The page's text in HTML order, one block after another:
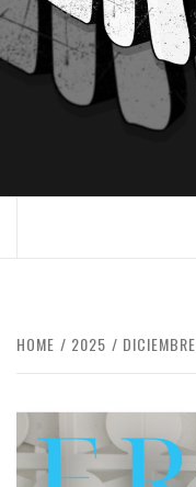
HOME 2025 DICIEMBRE